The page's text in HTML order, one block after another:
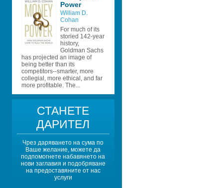
Power
William D.
Cohan
For much of its
storied 142-year
history,
Goldman Sachs
has projected an image of
being better than its
competitors--smarter, more
collegial, more ethical, and far
more profitable. The...
СТАНЕТЕ
ДАРИТЕЛ
Чрез даряването на сума по
Ваше желание, можете да
подпомогнете набавянето на
нови заглавия и подобряване
на предоставяните от нас
услуги